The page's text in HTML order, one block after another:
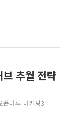
추월 전략
픈마루 마케팅3